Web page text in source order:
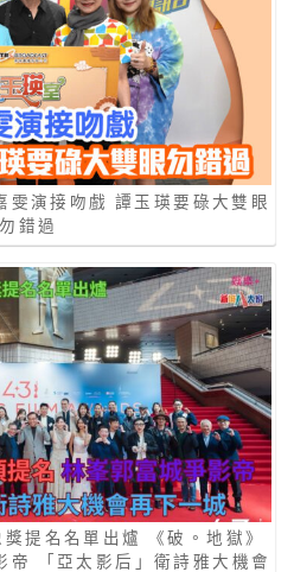
雯演接吻戲 譚玉瑛要碌大雙眼
勿錯過
提名名單出爐 《破。地獄》
帝 「亞太影后」衛詩雅大機會